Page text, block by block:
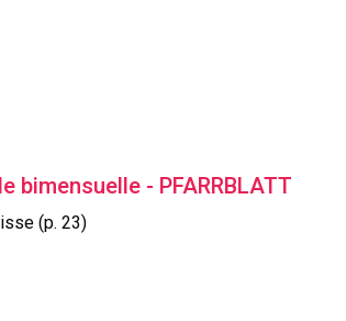
bimensuelle - PFARRBLATT
(p. 23)